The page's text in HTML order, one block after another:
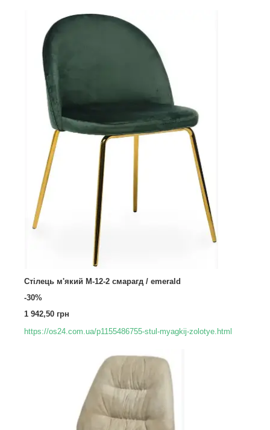
Стілець м'який M-12-2 смарагд / emerald
-30%
1 942,50 грн
https://os24.com.ua/p1155486755-stul-myagkij-zolotye.html